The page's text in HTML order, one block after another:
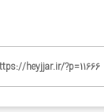
heyjjar.ir/?p=11666